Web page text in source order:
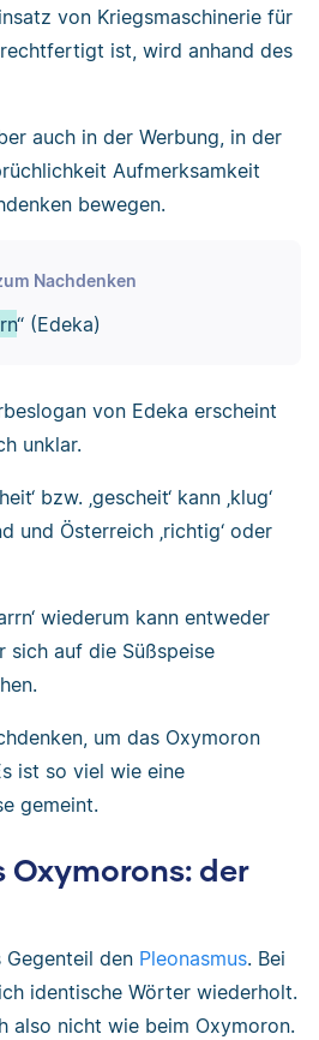
von Kriegsmaschinerie für
ist, wird anhand des
auch in der Werbung, in der
Aufmerksamkeit
bewegen.
Nachdenken
“ (Edeka)
von Edeka erscheint
unklar.
bzw. ‚gescheit‘ kann ‚klug‘
und Österreich ‚richtig‘ oder
wiederum kann entweder
sich auf die Süßspeise
um das Oxymoron
ist so viel wie eine
gemeint.
Oxymorons: der
Gegenteil den Pleonasmus. Bei
identische Wörter wiederholt.
also nicht wie beim Oxymoron.